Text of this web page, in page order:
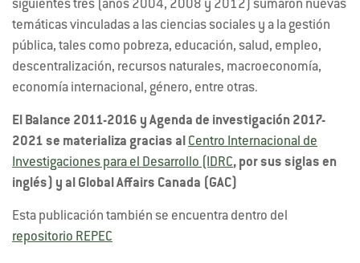
siguientes tres (años 2004, 2008 y 2012) sumaron nuevas
temáticas vinculadas a las ciencias sociales y a la gestión
pública, tales como pobreza, educación, salud, empleo,
descentralización, recursos naturales, macroeconomía,
economía internacional, género, entre otras.
El Balance 2011-2016 y Agenda de investigación 2017-
2021 se materializa gracias al Centro Internacional de
Investigaciones para el Desarrollo (IDRC, por sus siglas en
inglés) y al Global Affairs Canada (GAC)
Esta publicación también se encuentra dentro del
repositorio REPEC